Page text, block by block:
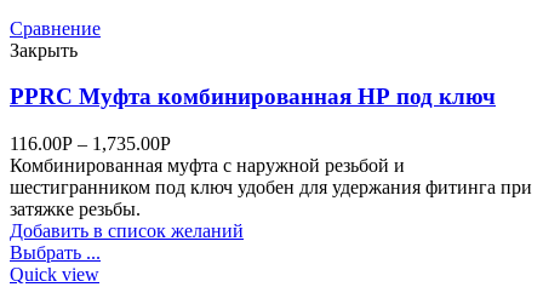
Сравнение
Закрыть
PPRC Муфта комбинированная НР под ключ
116.00Р – 1,735.00Р
Комбинированная муфта с наружной резьбой и
шестигранником под ключ удобен для удержания фитинга при
затяжке резьбы.
Добавить в список желаний
Выбрать ...
Quick view